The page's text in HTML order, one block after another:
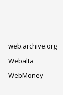
web.archive.org
Webalta
WebMoney